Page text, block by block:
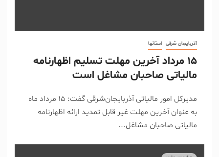
آذربایجان شرقی استانها
۱۵ مرداد آخرین مهلت تسلیم اظهارنامه
مالیاتی صاحبان مشاغل است
مدیرکل امور مالیاتی آذربایجان‌شرقی گفت: ۱۵ مرداد ماه
به عنوان آخرین مهلت غیر قابل تمدید ارائه اظهارنامه
مالیاتی صاحبان مشاغل...